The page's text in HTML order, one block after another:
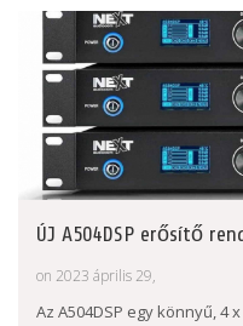
ÚJ A504DSP erősítő
on 2023 április 29,
Az A504DSP egy könnyű, 4